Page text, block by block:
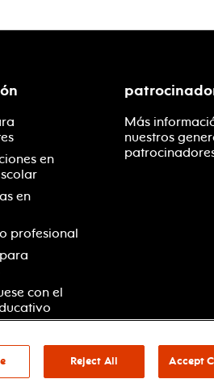
en
en
profesional
con el
Más
nuestros
Reject All Accept